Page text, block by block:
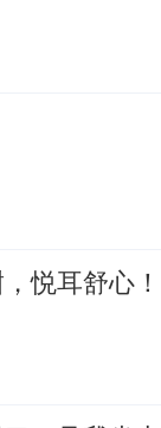
悦耳舒心！